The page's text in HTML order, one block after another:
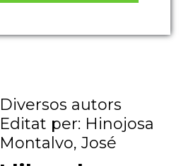
Diversos autors
Editat per: Hinojosa
Montalvo, José